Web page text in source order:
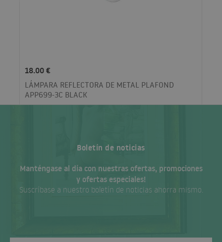
18.00 €
LÁMPARA REFLECTORA DE METAL PLAFOND
APP699-3C BLACK
Boletín de noticias
Manténgase al día con nuestras ofertas, promociones
y ofertas especiales!
Suscríbase a nuestro boletín de noticias ahorra mismo.